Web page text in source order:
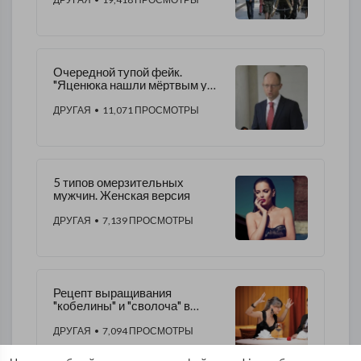
Очередной тупой фейк.
"Яценюка нашли мёртвым у
ДРУГАЯ • 11,071 ПРОСМОТРЫ
5 типов омерзительных
мужчин. Женская версия
ДРУГАЯ • 7,139 ПРОСМОТРЫ
Рецепт выращивания
"кобелины" и "сволоча" в
ДРУГАЯ • 7,094 ПРОСМОТРЫ